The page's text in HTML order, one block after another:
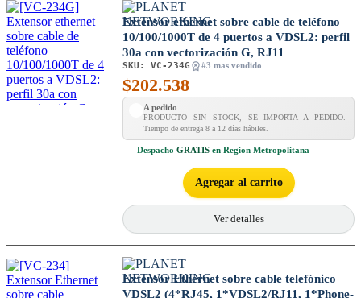
Extensor ethernet sobre cable de teléfono
10/100/1000T de 4 puertos a VDSL2: perfil
30a con vectorización G, RJ11
SKU: VC-234G #3 mas vendido
$202.538
A pedido
PRODUCTO SIN STOCK, SE IMPORTA A PEDIDO.
Tiempo de entrega 8 a 12 días hábiles.
Despacho GRATIS en Region Metropolitana
Agregar al carrito
Ver detalles
Extensor Ethernet sobre cable telefónico
VDSL2 (4*RJ45, 1*VDSL2/RJ11, 1*Phone-